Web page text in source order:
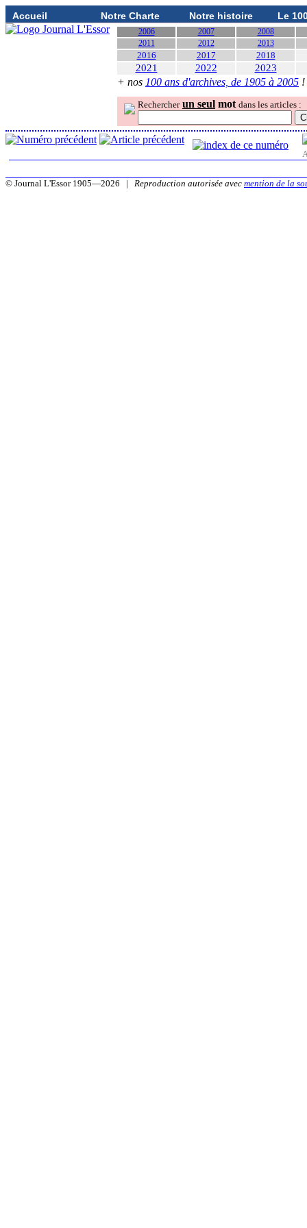
Accueil Notre Charte Notre histoire Le
2006 2007
2008
2011
2012 2013
2016 2017 2018
2021 2022 2023
+ nos 100 ans d'archives, de 1905 à 2005 !
Rechercher un seul mot dans les articles :
© Journal L'Essor 1905—2026 | Reproduction autorisée avec mention de la